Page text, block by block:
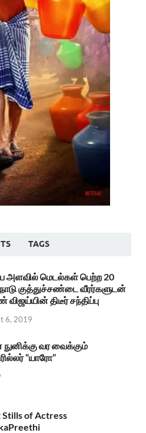
TAGS
அளவில் மெடல்கள் பெற்ற 20
குத்துச்சண்டை வீரர்களுடன்
விஜய்யின் திடீர் சந்திப்பு
6, 2019
வர வைக்கும்
“யாரோ”
Stills of Actress